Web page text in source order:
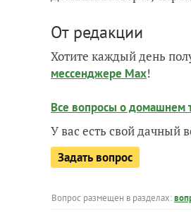
От редакции
Хотите каждый день
мессенджере Max!
Все вопросы о домашнем
У вас есть свой дачный
Задать вопрос
Вопрос размещен в разделах: